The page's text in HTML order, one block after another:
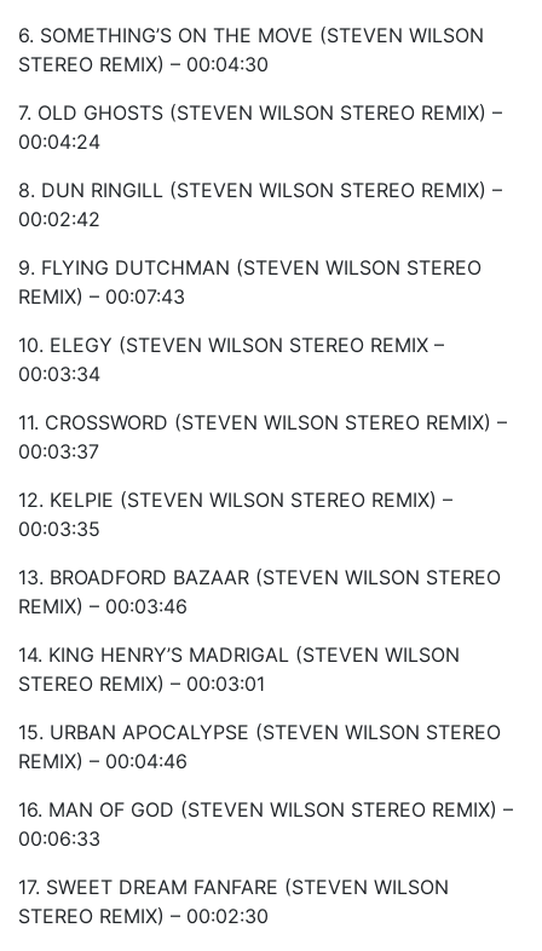
6. SOMETHING’S ON THE MOVE (STEVEN WILSON
STEREO REMIX) – 00:04:30
7. OLD GHOSTS (STEVEN WILSON STEREO REMIX) –
00:04:24
8. DUN RINGILL (STEVEN WILSON STEREO REMIX) –
00:02:42
9. FLYING DUTCHMAN (STEVEN WILSON STEREO
REMIX) – 00:07:43
10. ELEGY (STEVEN WILSON STEREO REMIX –
00:03:34
11. CROSSWORD (STEVEN WILSON STEREO REMIX) –
00:03:37
12. KELPIE (STEVEN WILSON STEREO REMIX) –
00:03:35
13. BROADFORD BAZAAR (STEVEN WILSON STEREO
REMIX) – 00:03:46
14. KING HENRY’S MADRIGAL (STEVEN WILSON
STEREO REMIX) – 00:03:01
15. URBAN APOCALYPSE (STEVEN WILSON STEREO
REMIX) – 00:04:46
16. MAN OF GOD (STEVEN WILSON STEREO REMIX) –
00:06:33
17. SWEET DREAM FANFARE (STEVEN WILSON
STEREO REMIX) – 00:02:30